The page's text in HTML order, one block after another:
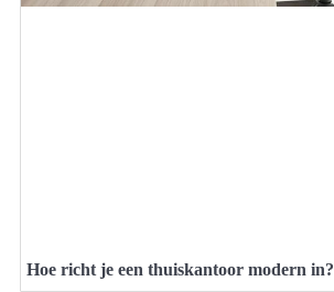
Hoe richt je een thuiskantoor modern in?